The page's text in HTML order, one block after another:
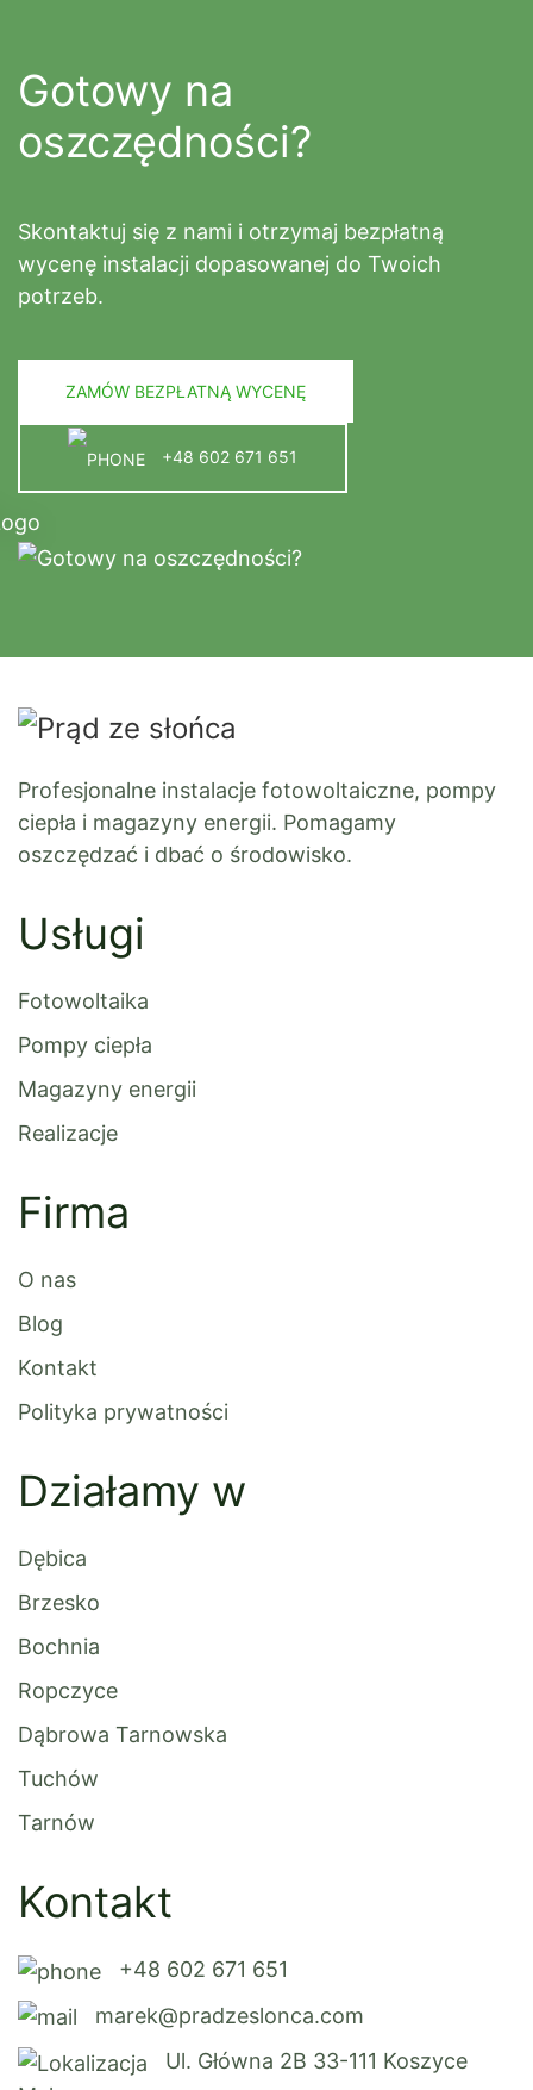
Gotowy na
oszczędności?
Skontaktuj się z nami i otrzymaj bezpłatną
wycenę instalacji dopasowanej do Twoich
potrzeb.
ZAMÓW BEZPŁATNĄ WYCENĘ
+48 602 671 651
Profesjonalne instalacje fotowoltaiczne, pompy
ciepła i magazyny energii. Pomagamy
oszczędzać i dbać o środowisko.
Usługi
Fotowoltaika
Pompy ciepła
Magazyny energii
Realizacje
Firma
O nas
Blog
Kontakt
Polityka prywatności
Działamy w
Dębica
Brzesko
Bochnia
Ropczyce
Dąbrowa Tarnowska
Tuchów
Tarnów
Kontakt
+48 602 671 651
marek@pradzeslonca.com
Ul. Główna 2B 33-111 Koszyce